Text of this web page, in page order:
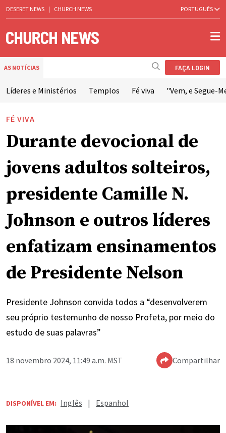
DESERET NEWS | CHURCH NEWS PORTUGUÊS
AS NOTÍCIAS FAÇA LOGIN
Líderes e Ministérios Templos Fé viva "Vem, e Segue-
FÉ VIVA
Durante devocional de
jovens adultos solteiros,
presidente Camille N.
Johnson e outros líderes
enfatizam ensinamentos
de Presidente Nelson
Presidente Johnson convida todos a “desenvolverem
seu próprio testemunho de nosso Profeta, por meio do
estudo de suas palavras”
18 novembro 2024, 11:49 a.m. MST Compartilhar
DISPONÍVEL EM: Inglês | Espanhol